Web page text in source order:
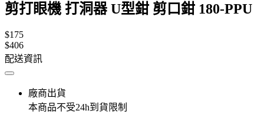
剪打眼機 打洞器 U型鉗 剪口鉗 180-PPU
$175
$406
配送資訊
廠商出貨
本商品不受24h到貨限制